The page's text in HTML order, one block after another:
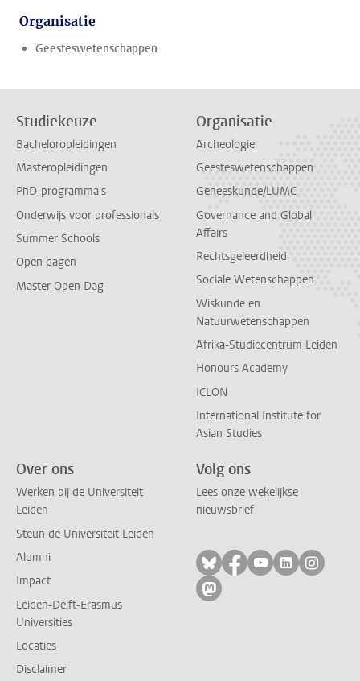
Organisatie
Geesteswetenschappen
Studiekeuze
Bacheloropleidingen
Masteropleidingen
PhD-programma's
Onderwijs voor professionals
Summer Schools
Open dagen
Master Open Dag
Organisatie
Archeologie
Geesteswetenschappen
Geneeskunde/LUMC
Governance and Global
Affairs
Rechtsgeleerdheid
Sociale Wetenschappen
Wiskunde en
Natuurwetenschappen
Afrika-Studiecentrum Leiden
Honours Academy
ICLON
International Institute for
Asian Studies
Over ons
Werken bij de Universiteit
Leiden
Steun de Universiteit Leiden
Alumni
Impact
Leiden-Delft-Erasmus
Universities
Locaties
Disclaimer
Volg ons
Lees onze wekelijkse
nieuwsbrief
Volg ons op bluesky
Volg ons op
Volg ons op
Volg ons
Volg
Volg ons op mastodon